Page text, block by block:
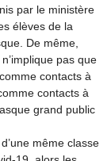
par le ministère
élèves de la
De même,
pas que
contacts à
contacts à
grand public
même classe